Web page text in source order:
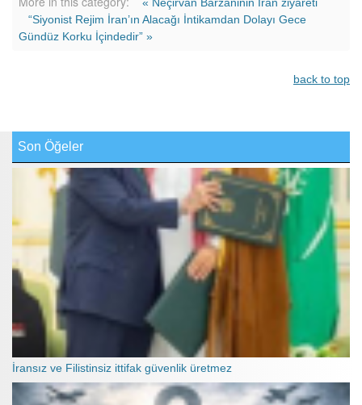
“Siyonist Rejim İran’ın Alacağı İntikamdan Dolayı Gece
Gündüz Korku İçindedir” »
back to top
Son Öğeler
İransız ve Filistinsiz ittifak güvenlik üretmez